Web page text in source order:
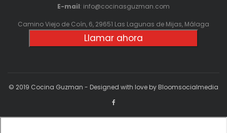
E-mail: info@cocinasguzman.com
Camino Viejo de Coín, 6, 29651 Las Lagunas de Mijas, Málaga
Llamar ahora
© 2019 Cocina Guzman - Designed with love by Bloomsocialmedia